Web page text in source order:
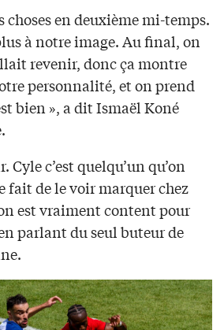
choses en deuxième mi-temps.
à notre image. Au final, on
revenir, donc ça montre
personnalité, et on prend
bien », a dit Ismaël Koné
Cyle c’est quelqu’un qu’on
fait de le voir marquer chez
est vraiment content pour
parlant du seul buteur de